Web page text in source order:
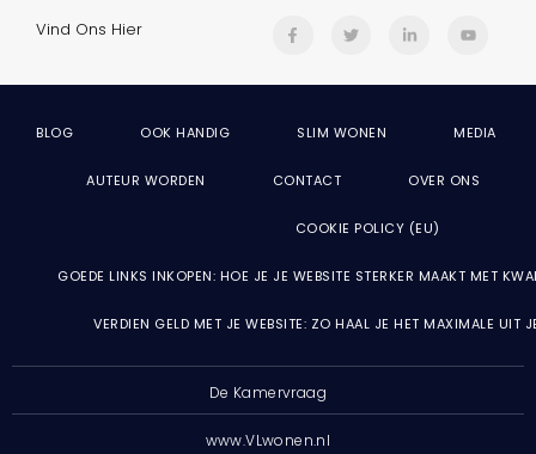
Vind Ons Hier
BLOG OOK HANDIG SLIM WONEN MEDIA
AUTEUR WORDEN CONTACT OVER ONS
COOKIE POLICY (EU)
GOEDE LINKS INKOPEN: HOE JE JE WEBSITE STERKER MAAKT MET
VERDIEN GELD MET JE WEBSITE: ZO HAAL JE HET MAXIMALE UIT
De Kamervraag
www.VLwonen.nl